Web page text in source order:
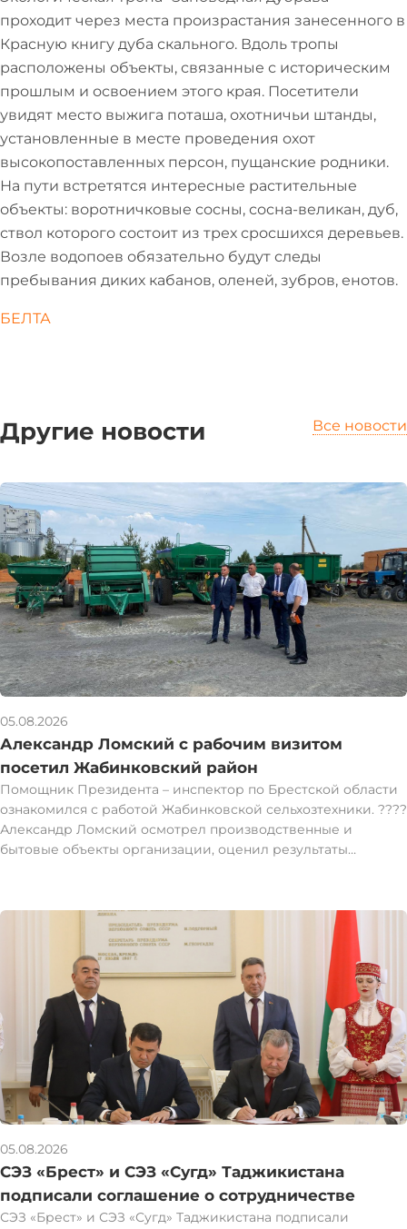
проходит через места произрастания занесенного в
Красную книгу дуба скального. Вдоль тропы
расположены объекты, связанные с историческим
прошлым и освоением этого края. Посетители
увидят место выжига поташа, охотничьи штанды,
установленные в месте проведения охот
высокопоставленных персон, пущанские родники.
На пути встретятся интересные растительные
объекты: воротничковые сосны, сосна-великан, дуб,
ствол которого состоит из трех сросшихся деревьев.
Возле водопоев обязательно будут следы
пребывания диких кабанов, оленей, зубров, енотов.
БЕЛТА
Другие новости Все новости
05.08.2026
Александр Ломский с рабочим визитом
посетил Жабинковский район
Помощник Президента – инспектор по Брестской области
ознакомился с работой Жабинковской сельхозтехники. ????
Александр Ломский осмотрел производственные и
бытовые объекты организации, оценил результаты
развивать дополнительные направления деятельности,
искать перспективные ниши, которые позволят увеличить
объемы производства и повысить экономическую
эффективность предприятия. #1регион
05.08.2026
СЭЗ «Брест» и СЭЗ «Сугд» Таджикистана
подписали соглашение о сотрудничестве
СЭЗ «Брест» и СЭЗ «Сугд» Таджикистана подписали